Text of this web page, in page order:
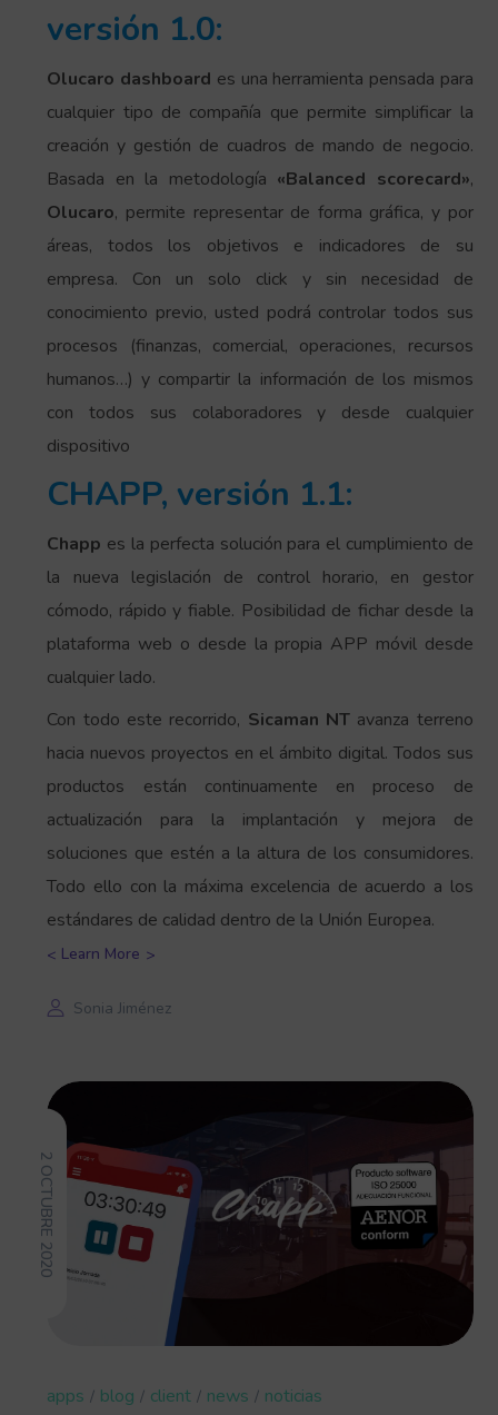
versión 1.0:
Olucaro dashboard es una herramienta pensada para
cualquier tipo de compañía que permite simplificar la
creación y gestión de cuadros de mando de negocio.
Basada en la metodología «Balanced scorecard»,
Olucaro, permite representar de forma gráfica, y por
áreas, todos los objetivos e indicadores de su
empresa. Con un solo click y sin necesidad de
conocimiento previo, usted podrá controlar todos sus
procesos (finanzas, comercial, operaciones, recursos
humanos…) y compartir la información de los mismos
con todos sus colaboradores y desde cualquier
dispositivo
CHAPP, versión 1.1:
Chapp es la perfecta solución para el cumplimiento de
la nueva legislación de control horario, en gestor
cómodo, rápido y fiable. Posibilidad de fichar desde la
plataforma web o desde la propia APP móvil desde
cualquier lado.
Con todo este recorrido, Sicaman NTavanza terreno
hacia nuevos proyectos en el ámbito digital. Todos sus
productos están continuamente en proceso de
actualización para la implantación y mejora de
soluciones que estén a la altura de los consumidores.
Todo ello con la máxima excelencia de acuerdo a los
estándares de calidad dentro de la Unión Europea.
Learn More
Sonia Jiménez
2 OCTUBRE 2020
apps blog client news noticias